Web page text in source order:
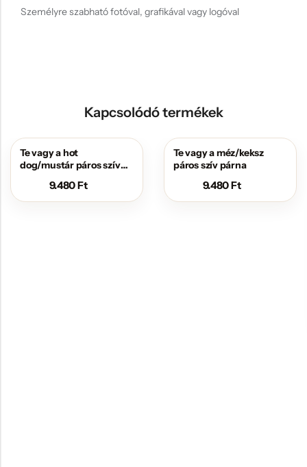
Személyre szabható fotóval, grafikával vagy logóval
Kapcsolódó termékek
Te vagy a hot
dog/mustár páros szív
9.480Ft
Te vagy a méz/keksz
páros szív párna
9.480Ft